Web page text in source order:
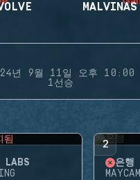
년 9월 11일 오후 10:00
1선승
됨
LABS
2
은행